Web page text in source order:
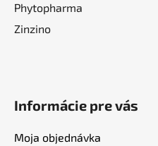
Phytopharma
Zinzino
Informácie pre vás
Moja objednávka